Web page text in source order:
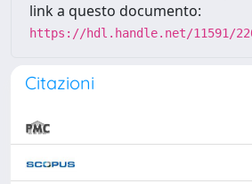
link a questo documento:
https://hdl.handle.net/11591/
Citazioni